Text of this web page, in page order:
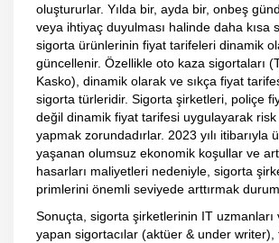
oluştururlar. Yılda bir, ayda bir, onbeş
veya ihtiyaç duyulması halinde daha kısa
sigorta ürünlerinin fiyat tarifeleri dinamik
güncellenir. Özellikle oto kaza sigortaları
Kasko), dinamik olarak ve sıkça fiyat
sigorta türleridir. Sigorta şirketleri, poliçe
değil dinamik fiyat tarifesi uygulayarak
yapmak zorundadırlar. 2023 yılı itibarıyla
yaşanan olumsuz ekonomik koşullar ve
hasarları maliyetleri nedeniyle, sigorta
primlerini önemli seviyede arttırmak
Sonuçta, sigorta şirketlerinin IT uzmanları
yapan sigortacılar (aktüer & under writer),